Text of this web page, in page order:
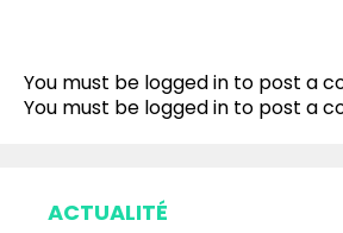
You must be logged in to post a
You must be logged in to post a
ACTUALITÉ